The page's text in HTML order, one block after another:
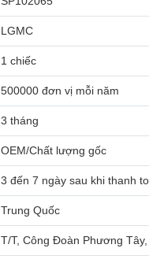
LGMC
1 chiếc
500000 đơn vị mỗi năm
3 tháng
OEM/Chất lượng gốc
3 đến 7 ngày sau khi thanh
Trung Quốc
T/T, Công Đoàn Phương